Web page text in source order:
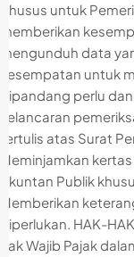
Khusus untuk
memberikan
mengunduh data
kesempatan untuk
dipandang perlu
kelancaran
tertulis atas Surat
Meminjamkan
Akuntan Publik
Memberikan
diperlukan. HAK-
hak Wajib Pajak